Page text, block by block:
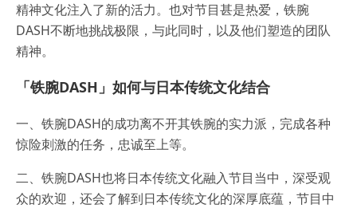
精神文化注入了新的活力。也对节目甚是热爱，铁腕
DASH不断地挑战极限，与此同时，以及他们塑造的团队
精神。
「铁腕DASH」如何与日本传统文化结合
一、铁腕DASH的成功离不开其铁腕的实力派，完成各种
惊险刺激的任务，忠诚至上等。
二、铁腕DASH也将日本传统文化融入节目当中，深受观
众的欢迎，还会了解到日本传统文化的深厚底蕴，节目中